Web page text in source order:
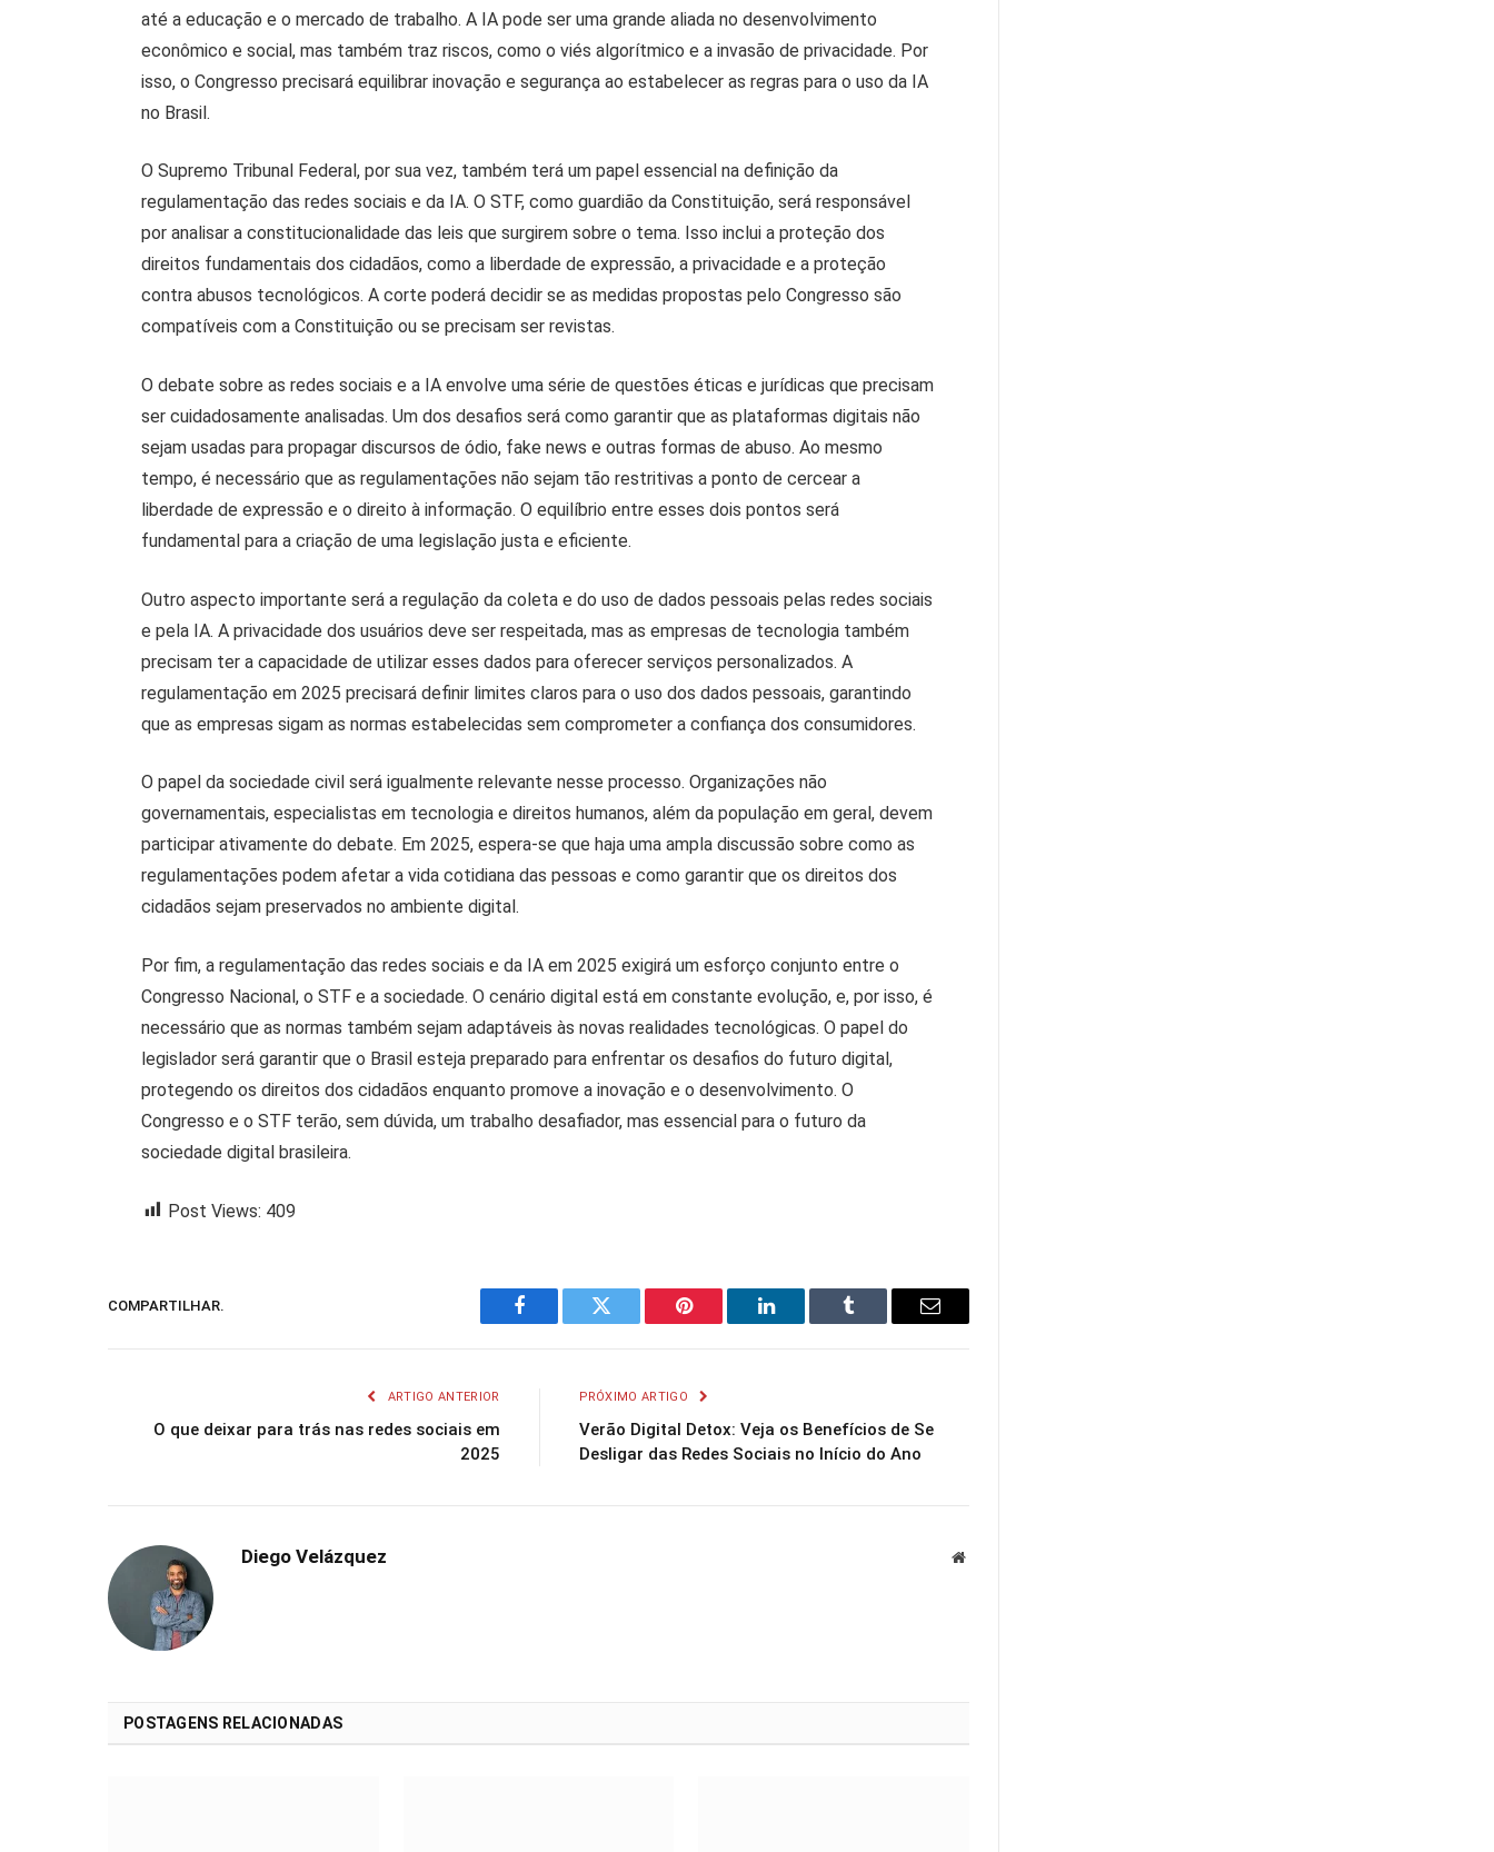
até a educação e o mercado de trabalho. A IA pode ser uma grande aliada no desenvolvimento
econômico e social, mas também traz riscos, como o viés algorítmico e a invasão de privacidade. Por
isso, o Congresso precisará equilibrar inovação e segurança ao estabelecer as regras para o uso da IA
no Brasil.
O Supremo Tribunal Federal, por sua vez, também terá um papel essencial na definição da
regulamentação das redes sociais e da IA. O STF, como guardião da Constituição, será responsável
por analisar a constitucionalidade das leis que surgirem sobre o tema. Isso inclui a proteção dos
direitos fundamentais dos cidadãos, como a liberdade de expressão, a privacidade e a proteção
contra abusos tecnológicos. A corte poderá decidir se as medidas propostas pelo Congresso são
compatíveis com a Constituição ou se precisam ser revistas.
O debate sobre as redes sociais e a IA envolve uma série de questões éticas e jurídicas que precisam
ser cuidadosamente analisadas. Um dos desafios será como garantir que as plataformas digitais não
sejam usadas para propagar discursos de ódio, fake news e outras formas de abuso. Ao mesmo
tempo, é necessário que as regulamentações não sejam tão restritivas a ponto de cercear a
liberdade de expressão e o direito à informação. O equilíbrio entre esses dois pontos será
fundamental para a criação de uma legislação justa e eficiente.
Outro aspecto importante será a regulação da coleta e do uso de dados pessoais pelas redes sociais
e pela IA. A privacidade dos usuários deve ser respeitada, mas as empresas de tecnologia também
precisam ter a capacidade de utilizar esses dados para oferecer serviços personalizados. A
regulamentação em 2025 precisará definir limites claros para o uso dos dados pessoais, garantindo
que as empresas sigam as normas estabelecidas sem comprometer a confiança dos consumidores.
O papel da sociedade civil será igualmente relevante nesse processo. Organizações não
governamentais, especialistas em tecnologia e direitos humanos, além da população em geral, devem
participar ativamente do debate. Em 2025, espera-se que haja uma ampla discussão sobre como as
regulamentações podem afetar a vida cotidiana das pessoas e como garantir que os direitos dos
cidadãos sejam preservados no ambiente digital.
Por fim, a regulamentação das redes sociais e da IA em 2025 exigirá um esforço conjunto entre o
Congresso Nacional, o STF e a sociedade. O cenário digital está em constante evolução, e, por isso, é
necessário que as normas também sejam adaptáveis às novas realidades tecnológicas. O papel do
legislador será garantir que o Brasil esteja preparado para enfrentar os desafios do futuro digital,
protegendo os direitos dos cidadãos enquanto promove a inovação e o desenvolvimento. O
Congresso e o STF terão, sem dúvida, um trabalho desafiador, mas essencial para o futuro da
sociedade digital brasileira.
Post Views: 409
COMPARTILHAR.
Facebook Twitter Pinterest LinkedIn Tumblr Email
ARTIGO ANTERIOR
O que deixar para trás nas redes sociais em
2025
PRÓXIMO ARTIGO
Verão Digital Detox: Veja os Benefícios de Se
Desligar das Redes Sociais no Início do Ano
Diego Velázquez Website
POSTAGENS RELACIONADAS